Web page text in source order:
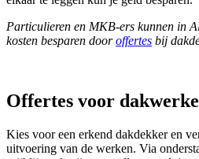
Particulieren en MKB-ers kunnen in
kosten besparen dooroffertes bij
Offertes voor
Kies voor een erkend dakdekker en
uitvoering van de werken. Via